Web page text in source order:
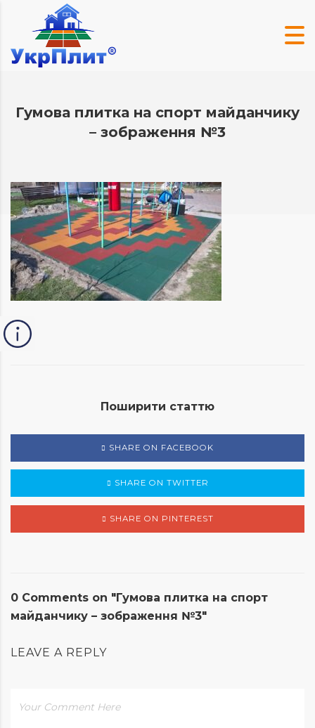
Гумова плитка на спорт майданчику
– зображення №3
Поширити статтю
SHARE ON FACEBOOK
SHARE ON TWITTER
SHARE ON PINTEREST
0 Comments on "Гумова плитка на спорт
майданчику – зображення №3"
LEAVE A REPLY